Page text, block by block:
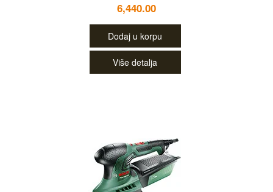
6,440.00
Dodaj u korpu
Više detalja